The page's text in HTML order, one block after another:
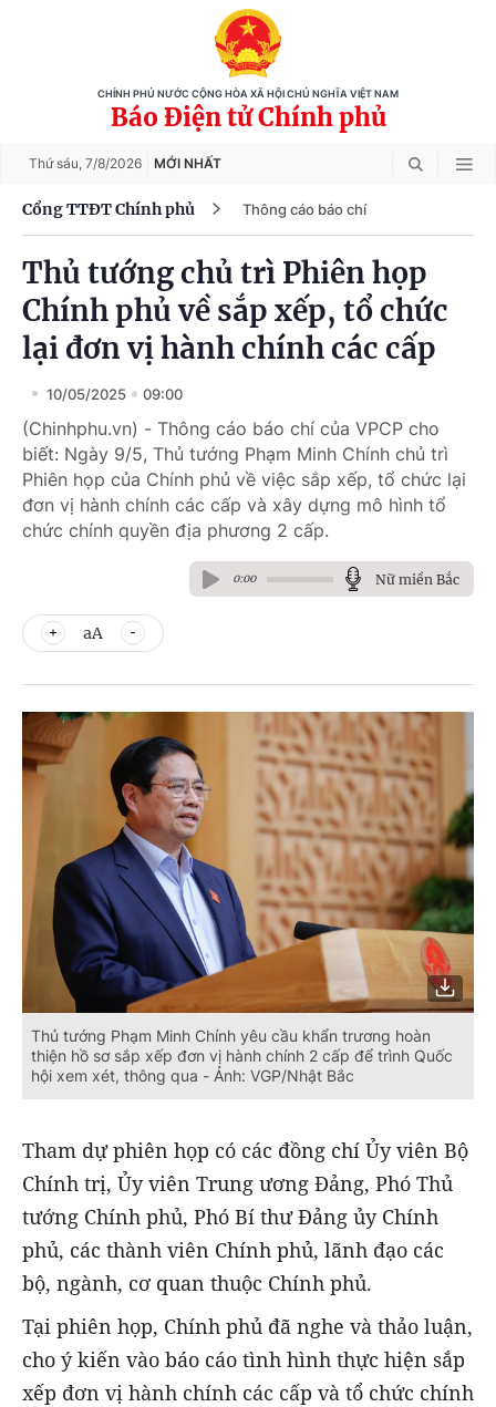
CHÍNH PHỦ NƯỚC CỘNG HÒA XÃ HỘI CHỦ NGHĨA VIỆT NAM
Báo Điện tử Chính phủ
Thứ sáu, 7/8/2026 MỚI NHẤT
Cổng TTĐT Chính phủ Thông cáo báo chí
Thủ tướng chủ trì Phiên họp
Chính phủ về sắp xếp, tổ chức
lại đơn vị hành chính các cấp
10/05/2025 09:00
(Chinhphu.vn) - Thông cáo báo chí của VPCP cho
biết: Ngày 9/5, Thủ tướng Phạm Minh Chính chủ trì
Phiên họp của Chính phủ về việc sắp xếp, tổ chức lại
đơn vị hành chính các cấp và xây dựng mô hình tổ
chức chính quyền địa phương 2 cấp.
0:00 Nữ miền Bắc
aA
Thủ tướng Phạm Minh Chính yêu cầu khẩn trương hoàn
thiện hồ sơ sắp xếp đơn vị hành chính 2 cấp để trình Quốc
hội xem xét, thông qua - Ảnh: VGP/Nhật Bắc
Tham dự phiên họp có các đồng chí Ủy viên Bộ
Chính trị, Ủy viên Trung ương Đảng, Phó Thủ
tướng Chính phủ, Phó Bí thư Đảng ủy Chính
phủ, các thành viên Chính phủ, lãnh đạo các
bộ, ngành, cơ quan thuộc Chính phủ.
Tại phiên họp, Chính phủ đã nghe và thảo luận,
cho ý kiến vào báo cáo tình hình thực hiện sắp
xếp đơn vị hành chính các cấp và tổ chức chính